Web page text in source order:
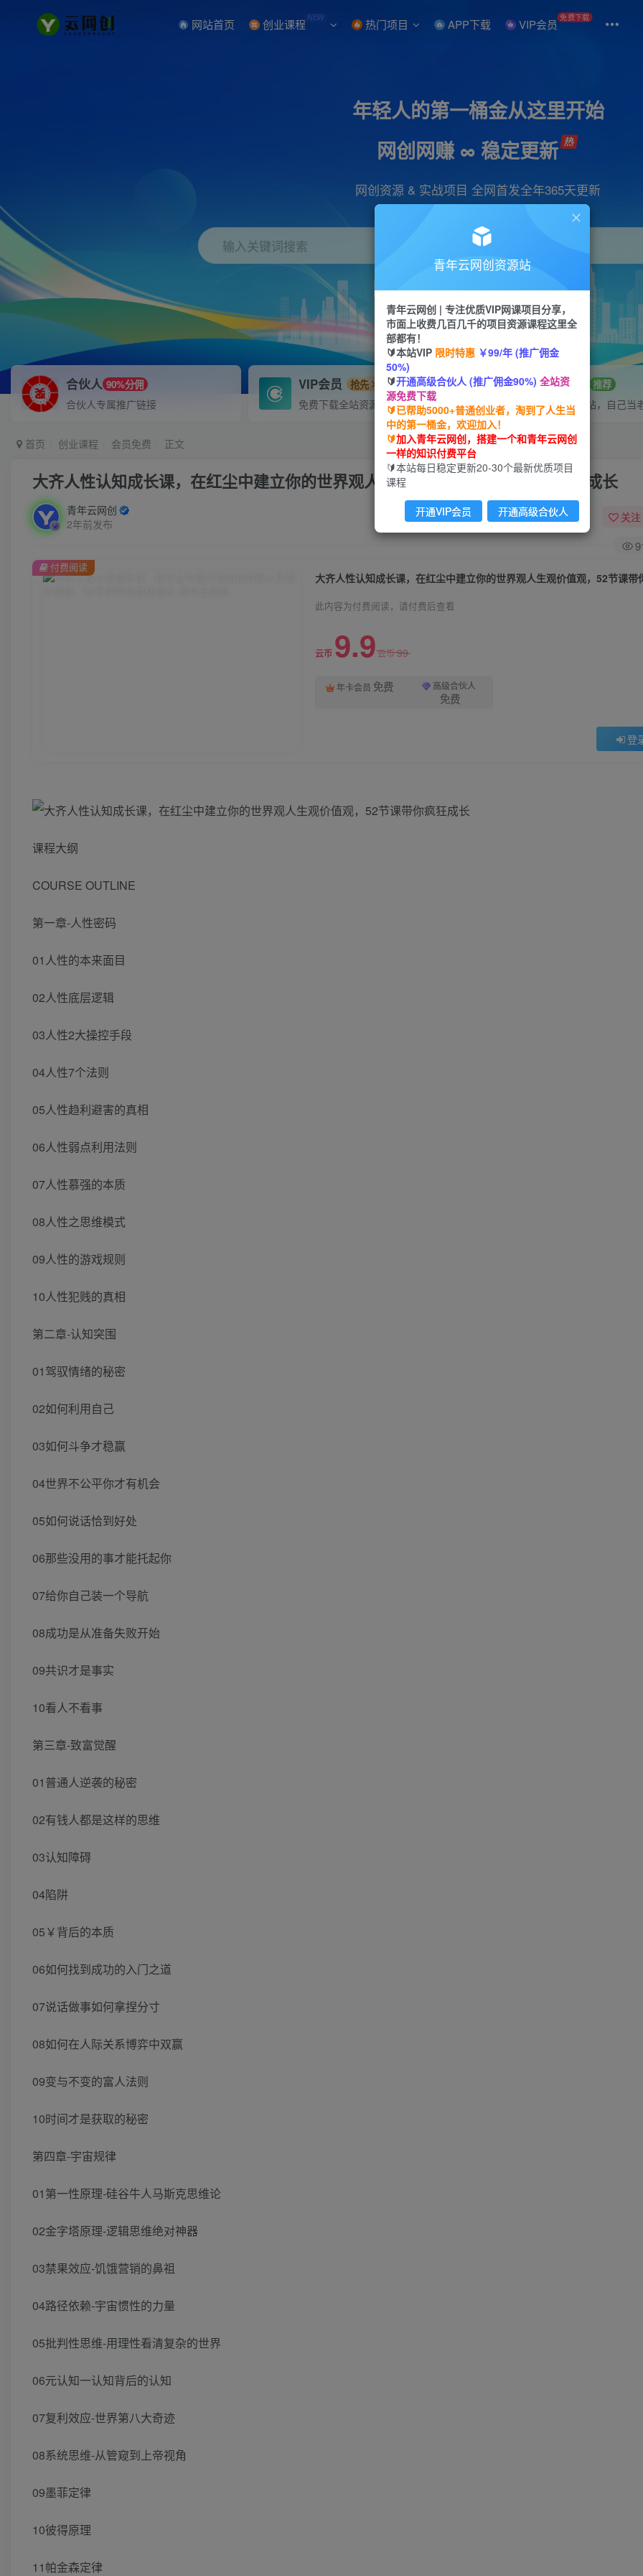
网站首页 创业课程 NEW 热门项目 APP下载 VIP会员 免费下载
年轻人的第一桶金从这里开始
网创网赚 ∞ 稳定更新
网创资源 & 实战项目 全网首发全年365天更新
输入关键词搜索
项目 引流 抖音 短视频 剪辑 会员
合伙人 90%分佣
合伙人专属推广链接
VIP会员 抢先
免费下载全站资源
招募站长 推荐
搭建同款网站，自己当
首页 创业课程 会员免费 正文
大齐人性认知成长课，在红尘中建立你的世界观人生观价值观，52节课带你疯狂成长
青年云网创
2年前发布
关注
此内容为付费阅读，请付费后查看
云币 9.9云币99
年卡会员 免费 高级合伙人
免费
登
付费阅读
课程大纲
COURSE OUTLINE
第一章-人性密码
01人性的本来面目
02人性底层逻辑
03人性2大操控手段
04人性7个法则
05人性趋利避害的真相
06人性弱点利用法则
07人性慕强的本质
08人性之思维模式
09人性的游戏规则
10人性犯贱的真相
第二章-认知突围
01驾驭情绪的秘密
02如何利用自己
03如何斗争才稳赢
04世界不公平你才有机会
05如何说话恰到好处
06那些没用的事才能托起你
07给你自己装一个导航
08成功是从准备失败开始
09共识才是事实
10看人不看事
第三章-致富觉醒
01普通人逆袭的秘密
02有钱人都是这样的思维
03认知障碍
04陷阱
05￥背后的本质
06如何找到成功的入门之道
07说话做事如何拿捏分寸
08如何在人际关系博弈中双赢
09变与不变的富人法则
10时间才是获取的秘密
第四章-宇宙规律
01第一性原理-硅谷牛人马斯克思维论
02金字塔原理-逻辑思维绝对神器
03禁果效应-饥饿营销的鼻祖
04路径依赖-宇宙惯性的力量
05批判性思维-用理性看清复杂的世界
06元认知一认知背后的认知
07复利效应-世界第八大奇迹
08系统思维-从管窥到上帝视角
09墨菲定律
10彼得原理
11帕金森定律
青年云网创资源站
青年云网创 | 专注优质VIP网课项目分享，
市面上收费几百几千的项目资源课程这里全
部都有！
🔰本站VIP 限时特惠 ￥99/年 (推广佣金
50%)
🔰开通高级合伙人 (推广佣金90%) 全站资
源免费下载
🔰已帮助5000+普通创业者，淘到了人生当
中的第一桶金，欢迎加入！
🔰加入青年云网创，搭建一个和青年云网创
一样的知识付费平台
🔰本站每日稳定更新20-30个最新优质项目
课程
开通VIP会员 开通高级合伙人